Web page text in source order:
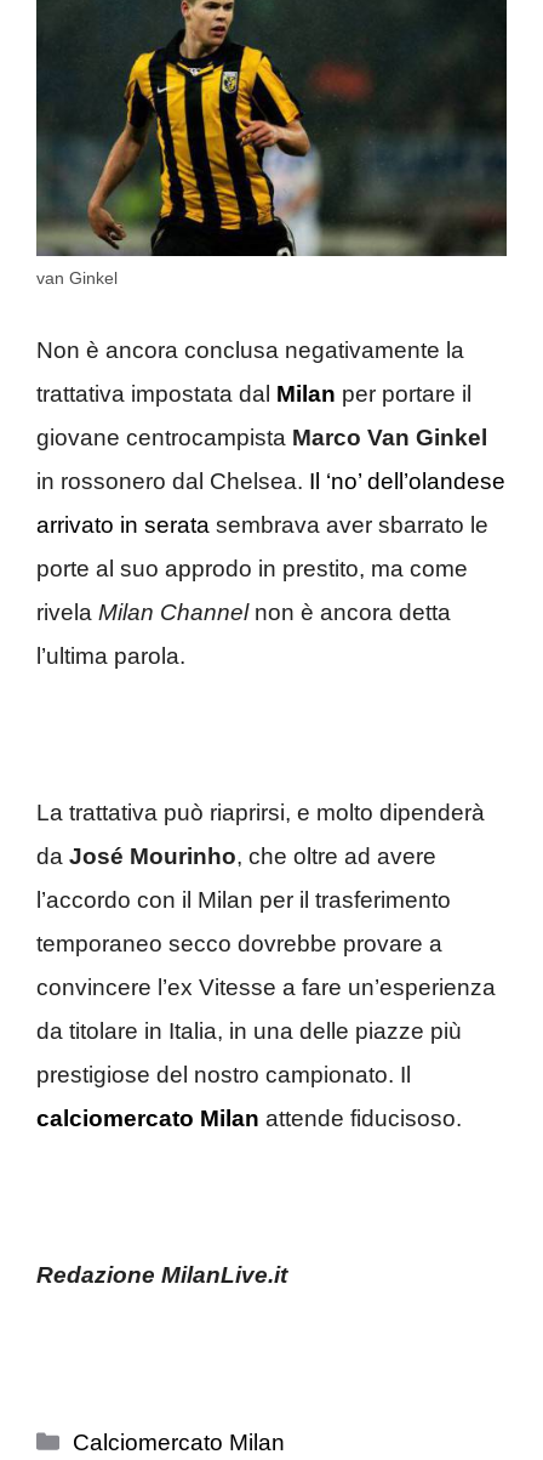
van Ginkel
Non è ancora conclusa negativamente la
trattativa impostata dal Milan per portare il
giovane centrocampista Marco Van Ginkel
in rossonero dal Chelsea. Il ‘no’ dell’olandese
arrivato in serata sembrava aver sbarrato le
porte al suo approdo in prestito, ma come
rivela Milan Channelnon è ancora detta
l’ultima parola.
La trattativa può riaprirsi, e molto dipenderà
da José Mourinho, che oltre ad avere
l’accordo con il Milan per il trasferimento
temporaneo secco dovrebbe provare a
convincere l’ex Vitesse a fare un’esperienza
da titolare in Italia, in una delle piazze più
prestigiose del nostro campionato. Il
calciomercato Milan attende fiducisoso.
Redazione MilanLive.it
Categorie
Calciomercato Milan